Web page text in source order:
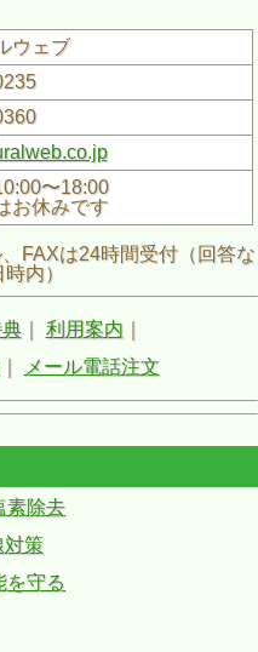
ウェブ
〜18:00
お休みです
FAXは24時間受付（回答な
内）
｜ 利用案内
メール電話注文
素除去
対策
を守る